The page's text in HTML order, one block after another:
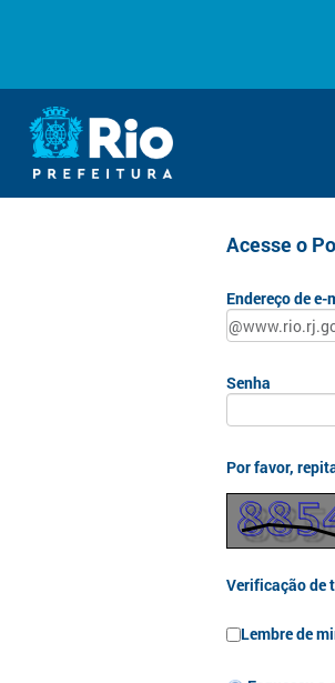
Navegação
www.rio.rj.gov.br
Login
Acesse o
Endereço de e-
Senha
Por favor,
Verificação de
Lembre de